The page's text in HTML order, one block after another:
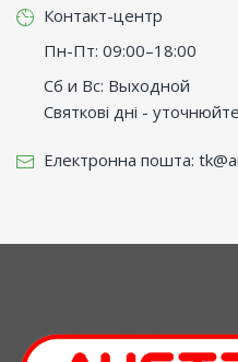
Контакт-центр
Пн-Пт: 09:00–18:00
Сб и Вс: Выходной
Святкові дні -
Електронна пошта: